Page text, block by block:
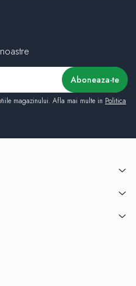
magazinului. Afla mai multe in Politica